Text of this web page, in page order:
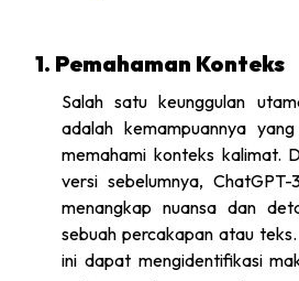
1. Pemahaman Konteks
Salah satu keunggulan
adalah kemampuannya
memahami konteks kalimat.
versi sebelumnya,
menangkap nuansa dan
sebuah percakapan atau
ini dapat mengidentifikasi